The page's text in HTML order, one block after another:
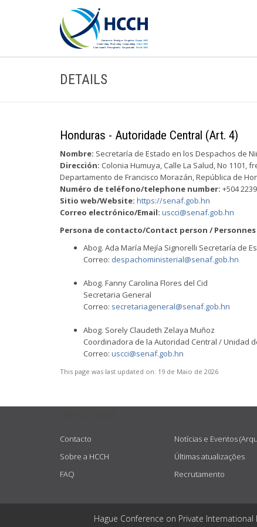
DETAILS
Honduras - Autoridade Central (Art. 4)
Nombre: Secretaría de Estado en los Despachos de
Dirección: Colonia Humuya, Calle La Salud, No 1101,
Departamento de Francisco Morazán, República de
Numéro de teléfono/telephone number: +504
Sitio web/Website: https://senaf.gob.hn
Correo electrónico/Email: uscci@senaf.gob.hn
Persona de contacto/Contact person /
Abog. Ada María Mejía Signorelli Secretaría de
Correo: despachoministerial@senaf.gob.hn
Abog. Fanny Carolina Flores del Cid
Secretaria General
Correo: secretariageneral@senaf.gob.hn
Abog. Sorely Claudeth Zelaya Muñoz
Coordinadora de la Autoridad Central / Unidad
Correo: uscci@senaf.gob.hn
This page was last updated on: 19 de Maio de 2026
Contacto
Sobre a HCCH
FAQ
Notícias e Eventos
Últimas atualizações
Recrutamento
Hague Conference on Private